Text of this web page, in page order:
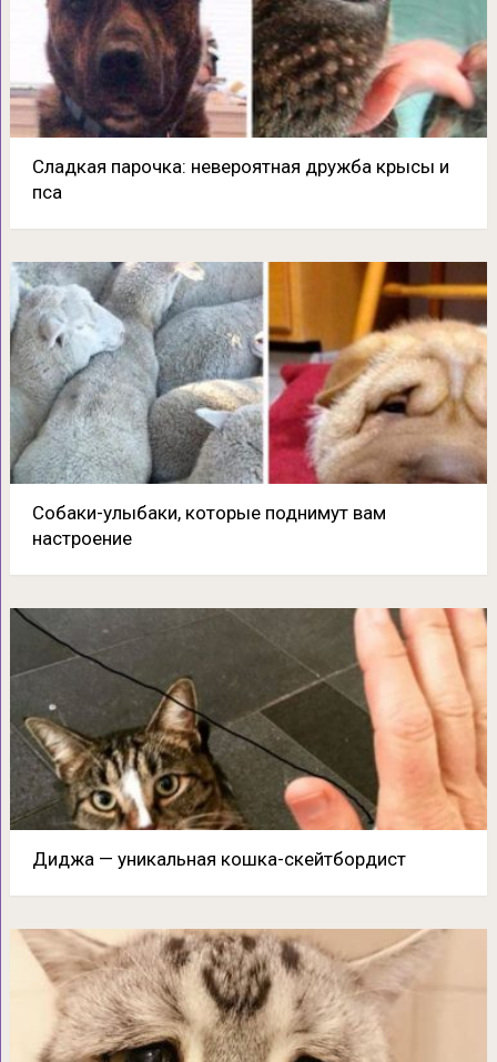
Сладкая парочка: невероятная дружба крысы и
пса
Собаки-улыбаки, которые поднимут вам
настроение
Диджа — уникальная кошка-скейтбордист